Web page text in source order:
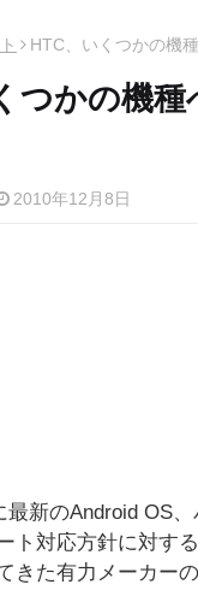
HTC、いくつかの機
つかの機
2010年12月8日
最新のAndroid OS
ト対応方針に対す
きた有力メーカー